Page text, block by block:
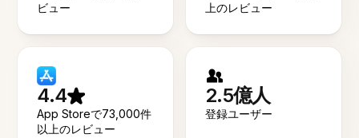
ビュー
上のレビュー
4.4
App Storeで73,000件
以上のレビュー
2.5億人
登録ユーザー